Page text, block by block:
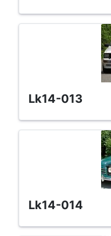
lk14-013
lk14-014